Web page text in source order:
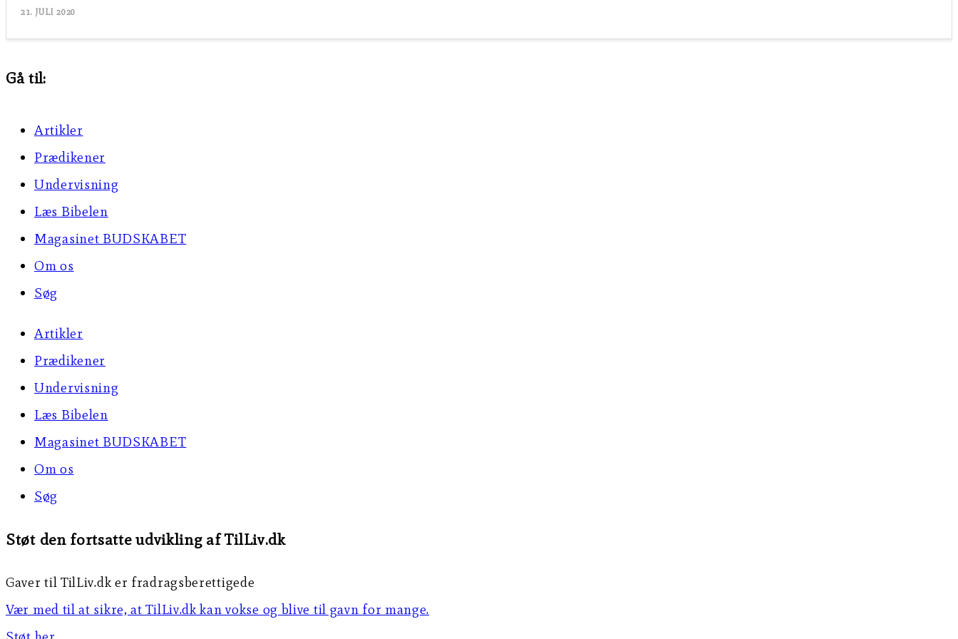
21. JULI 2020
Gå til:
Artikler
Prædikener
Undervisning
Læs Bibelen
Magasinet BUDSKABET
Om os
Søg
Artikler
Prædikener
Undervisning
Læs Bibelen
Magasinet BUDSKABET
Om os
Søg
Støt den fortsatte udvikling af TilLiv.dk
Gaver til TilLiv.dk er fradragsberettigede
Vær med til at sikre, at TilLiv.dk kan vokse og blive til gavn for mange.